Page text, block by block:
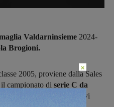
Valdarninsieme 2024-
Brogioni.
2005, proviene dalla Sales
campionato di serie C da
Rossi avrà in mano le chiavi
×